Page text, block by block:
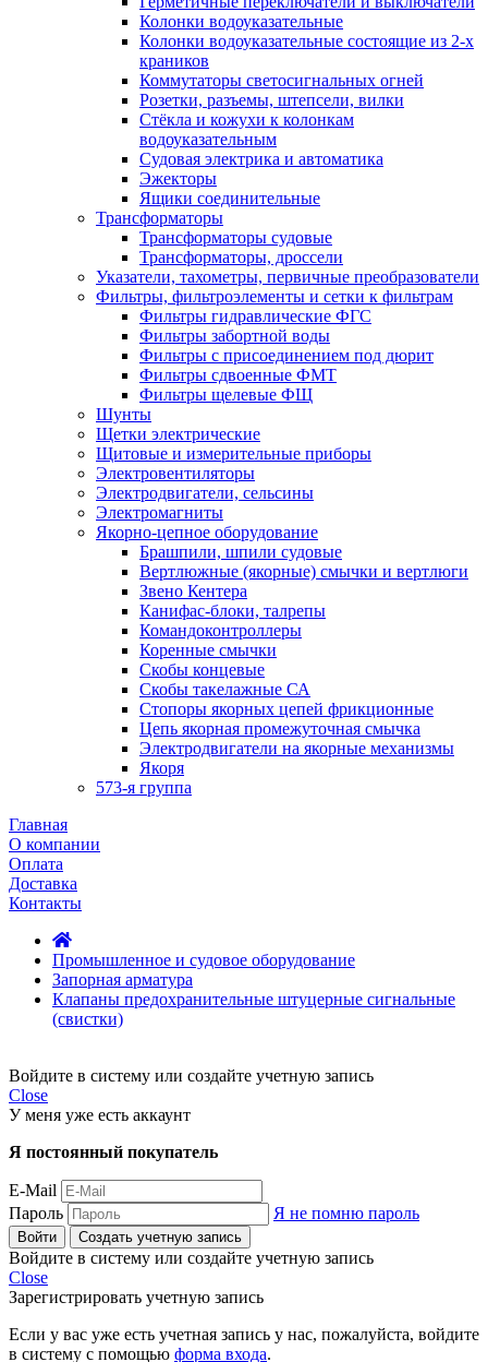
Колонки водоуказательные
Колонки водоуказательные состоящие из 2-х
краников
Коммутаторы светосигнальных огней
Розетки, разъемы, штепсели, вилки
Стёкла и кожухи к колонкам
водоуказательным
Судовая электрика и автоматика
Эжекторы
Ящики соединительные
Трансформаторы
Трансформаторы судовые
Трансформаторы, дроссели
Указатели, тахометры, первичные преобразователи
Фильтры, фильтроэлементы и сетки к фильтрам
Фильтры гидравлические ФГС
Фильтры забортной воды
Фильтры с присоединением под дюрит
Фильтры сдвоенные ФМТ
Фильтры щелевые ФЩ
Шунты
Щетки электрические
Щитовые и измерительные приборы
Электровентиляторы
Электродвигатели, сельсины
Электромагниты
Якорно-цепное оборудование
Брашпили, шпили судовые
Вертлюжные (якорные) смычки и вертлюги
Звено Кентера
Канифас-блоки, талрепы
Командоконтроллеры
Коренные смычки
Скобы концевые
Скобы такелажные СА
Стопоры якорных цепей фрикционные
Цепь якорная промежуточная смычка
Электродвигатели на якорные механизмы
Якоря
573-я группа
Главная
О компании
Оплата
Доставка
Контакты
Промышленное и судовое оборудование
Запорная арматура
Клапаны предохранительные штуцерные сигнальные
(свистки)
Войдите в систему или создайте учетную запись
Close
У меня уже есть аккаунт
Я постоянный покупатель
E-Mail
Пароль
Я не помню пароль
Войти Создать учетную запись
Войдите в систему или создайте учетную запись
Close
Зарегистрировать учетную запись
Если у вас уже есть учетная запись у нас, пожалуйста, войдите
в систему с помощью форма входа.